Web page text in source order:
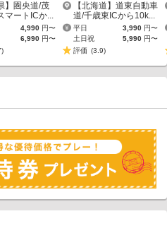
】圏央道/茂
マートICか...
4,990 円〜
6,990 円〜
【北海道】道東自動車
道/千歳東ICから10k...
平日 3,990 円〜
土日祝
5,990 円〜
評価 (3.9)